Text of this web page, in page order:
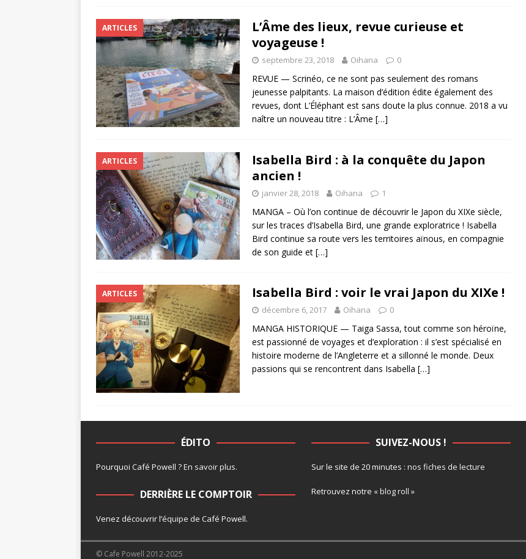
ARTICLES
L’Âme des lieux, revue curieuse et
voyageuse !
septembre 23, 2018 Oihana 0
REVUE — Scrinéo, ce ne sont pas seulement des romans
jeunesse palpitants. La maison d’édition édite également des
revues, dont L’Éléphant est sans doute la plus connue. 2018 a vu
naître un nouveau titre : L’Âme […]
ARTICLES
Isabella Bird : à la conquête du Japon
ancien !
janvier 28, 2018 Oihana 1
MANGA – Où l’on continue de découvrir le Japon du XIXe siècle,
sur les traces d’Isabella Bird, une grande exploratrice ! Isabella
Bird continue sa route vers les territoires aïnous, en compagnie
de son guide et […]
ARTICLES Isabella Bird : voir le vrai Japon du XIXe !
décembre 6, 2017 Oihana 0
MANGA HISTORIQUE — Taiga Sassa, tout comme son héroïne,
est passionné de voyages et d’exploration : il s’est spécialisé en
histoire moderne de l’Angleterre et a sillonné le monde. Deux
passions qui se rencontrent dans Isabella […]
ÉDITO
Pourquoi Café Powell ?En savoir plus.
DERRIÈRE LE COMPTOIR
Venez découvrir l’équipe de Café Powell.
SUIVEZ-NOUS !
Sur le site de 20 minutes : nos fiches de lecture
Retrouvez notre « blog roll »
© Cafe Powell 2012-2025